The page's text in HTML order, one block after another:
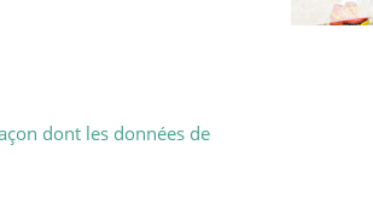
dont les données de